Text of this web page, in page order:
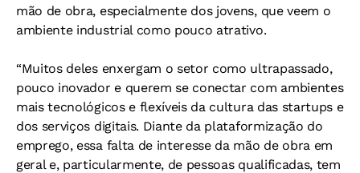
mão de obra, especialmente dos jovens, que veem o
ambiente industrial como pouco atrativo.
“Muitos deles enxergam o setor como ultrapassado,
pouco inovador e querem se conectar com ambientes
mais tecnológicos e flexíveis da cultura das startups e
dos serviços digitais. Diante da plataformização do
emprego, essa falta de interesse da mão de obra em
geral e, particularmente, de pessoas qualificadas, tem